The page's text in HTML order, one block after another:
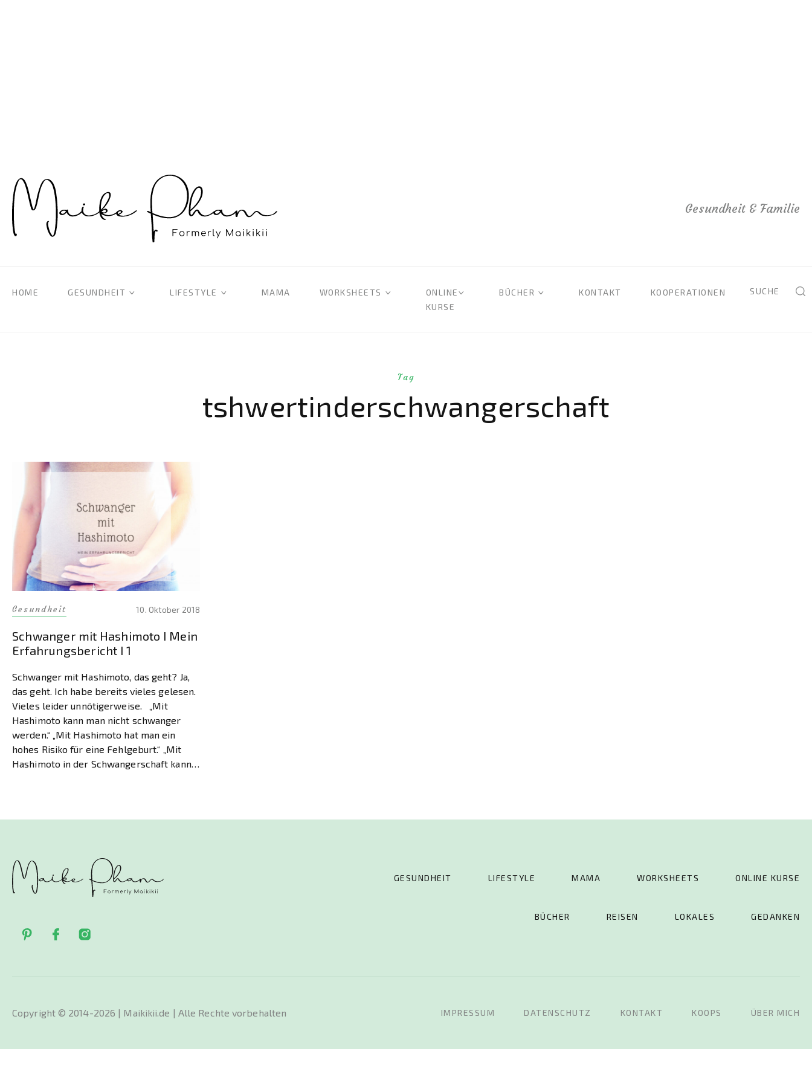
Gesundheit & Familie
HOME GESUNDHEIT LIFESTYLE MAMA WORKSHEETS
ONLINE
KURSE
BÜCHER KONTAKT KOOPERATIONEN SUCHE
Tag
tshwertinderschwangerschaft
Gesundheit 10. Oktober 2018
Schwanger mit Hashimoto I Mein
Erfahrungsbericht I 1
Schwanger mit Hashimoto, das geht? Ja,
das geht. Ich habe bereits vieles gelesen.
Vieles leider unnötigerweise. „Mit
Hashimoto kann man nicht schwanger
werden.“ „Mit Hashimoto hat man ein
hohes Risiko für eine Fehlgeburt.“ „Mit
Hashimoto in der Schwangerschaft kann
GESUNDHEIT LIFESTYLE MAMA WORKSHEETS ONLINE KURSE
BÜCHER REISEN LOKALES GEDANKEN
Copyright © 2014-2026 | Maikikii.de | Alle Rechte vorbehalten IMPRESSUM DATENSCHUTZ KONTAKT KOOPS ÜBER MICH